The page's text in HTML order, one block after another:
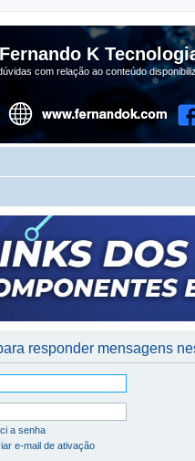
K
com relação ao conteúdo
responder mensagens
a senha
e-mail de ativação